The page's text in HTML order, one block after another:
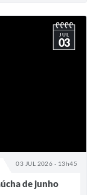
03 JUL 2026 - 13h45
JUL
03
de junho